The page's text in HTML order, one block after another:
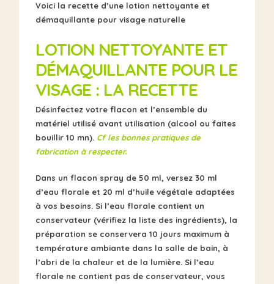
Voici la recette d’une lotion nettoyante et
démaquillante pour visage naturelle
LOTION NETTOYANTE ET
DÉMAQUILLANTE POUR LE
VISAGE : LA RECETTE
Désinfectez votre flacon et l’ensemble du
matériel utilisé avant utilisation (alcool ou faites
bouillir 10 mn). Cf les bonnes pratiques de
fabrication à respecter.
Dans un flacon spray de 50 ml, versez 30 ml
d’eau florale et 20 ml d’huile végétale adaptées
à vos besoins. Si l’eau florale contient un
conservateur (vérifiez la liste des ingrédients), la
préparation se conservera 10 jours maximum à
température ambiante dans la salle de bain, à
l’abri de la chaleur et de la lumière. Si l’eau
florale ne contient pas de conservateur, vous